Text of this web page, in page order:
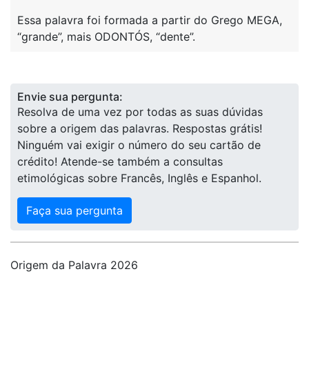
Essa palavra foi formada a partir do Grego MEGA,
“grande”, mais ODONTÓS, “dente”.
Envie sua pergunta:
Resolva de uma vez por todas as suas dúvidas
sobre a origem das palavras. Respostas grátis!
Ninguém vai exigir o número do seu cartão de
crédito! Atende-se também a consultas
etimológicas sobre Francês, Inglês e Espanhol.
Faça sua pergunta
Origem da Palavra 2026